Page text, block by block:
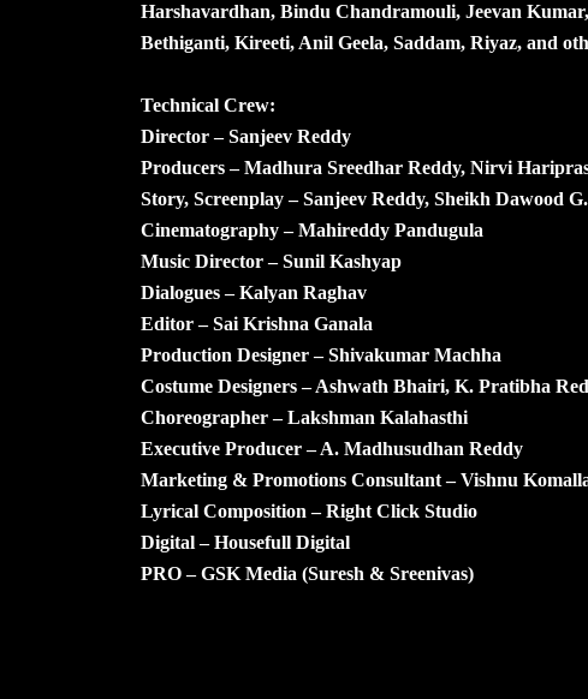
Harshavardhan, Bindu Chandramouli, Jeevan
Bethiganti, Kireeti, Anil Geela, Saddam, Riyaz, and
Technical Crew:
Director – Sanjeev Reddy
Producers – Madhura Sreedhar Reddy, Nirvi
Story, Screenplay – Sanjeev Reddy, Sheikh Dawood G.
Cinematography – Mahireddy Pandugula
Music Director – Sunil Kashyap
Dialogues – Kalyan Raghav
Editor – Sai Krishna Ganala
Production Designer – Shivakumar Machha
Costume Designers – Ashwath Bhairi, K. Pratibha
Choreographer – Lakshman Kalahasthi
Executive Producer – A. Madhusudhan Reddy
Marketing & Promotions Consultant – Vishnu
Lyrical Composition – Right Click Studio
Digital – Housefull Digital
PRO – GSK Media (Suresh & Sreenivas)